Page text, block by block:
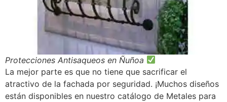
Protecciones Antisaqueos en Ñuñoa
La mejor parte es que no tiene que sacrificar el
atractivo de la fachada por seguridad. ¡Muchos diseños
están disponibles en nuestro catálogo de Metales para